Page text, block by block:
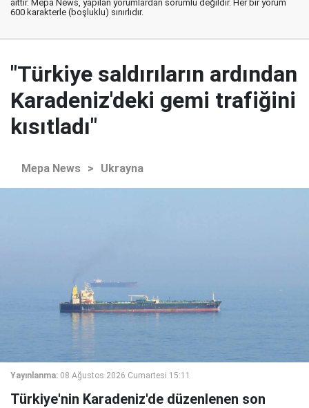
aittir. Mepa News, yapılan yorumlardan sorumlu değildir. Her bir yorum
600 karakterle (boşluklu) sınırlıdır.
"Türkiye saldırıların ardından
Karadeniz'deki gemi trafiğini
kısıtladı"
Mepa News > Ukrayna
Yayınlanma: 08 Ağustos 2026 Cumartesi 15:11
Türkiye'nin Karadeniz'de düzenlenen son